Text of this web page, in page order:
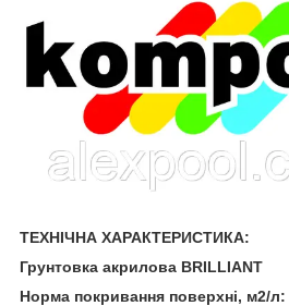
ТЕХНІЧНА ХАРАКТЕРИСТИКА:
Грунтовка акрилова BRILLIANT
Норма покривання поверхні, м2/л: